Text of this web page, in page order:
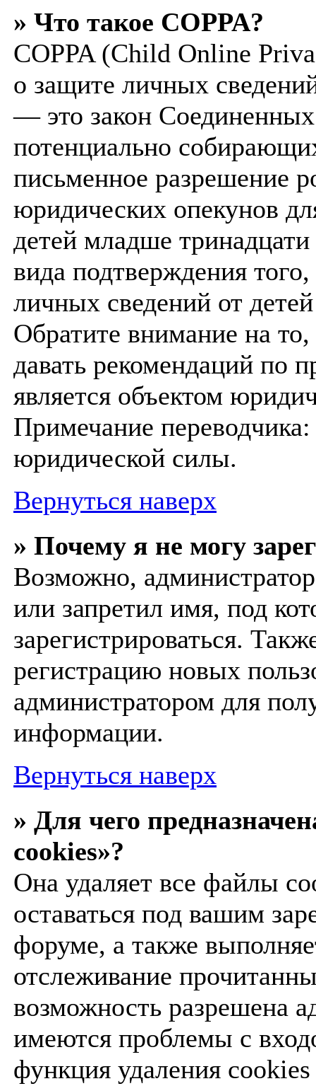
» Что такое COPPA?
COPPA (Child Online
о защите личных
— это закон
потенциально
письменное разрешение
юридических опекунов
детей младше
вида подтверждения
личных сведений от
Обратите внимание на
давать рекомендаций по
является объектом
Примечание
юридической силы.
Вернуться наверх
» Почему я не могу
Возможно,
или запретил имя, под
зарегистрироваться.
регистрацию новых
администратором для
информации.
Вернуться наверх
» Для чего
cookies»?
Она удаляет все файлы
оставаться под вашим
форуме, а также
отслеживание
возможность разрешена
имеются проблемы с
функция удаления